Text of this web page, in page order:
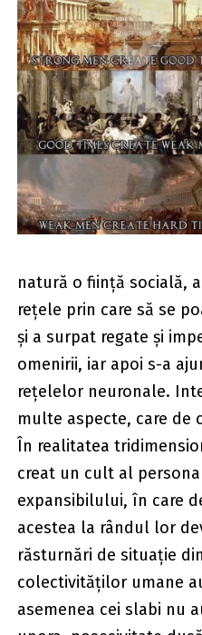
natură o ființă socială,
rețele prin care să se
și a surpat regate și
omenirii, iar apoi s-a
rețelelor neuronale.
multe aspecte, care
În realitatea
creat un cult al
expansibilului, în care
acestea la rândul lor
răsturnări de situație
colectivităților umane
asemenea cei slabi nu